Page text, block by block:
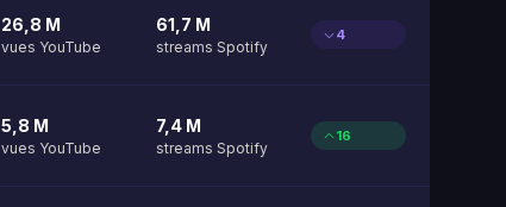
26,8 M
vues YouTube
61,7 M
streams Spotify
4
5,8 M
vues YouTube
7,4 M
streams Spotify
16